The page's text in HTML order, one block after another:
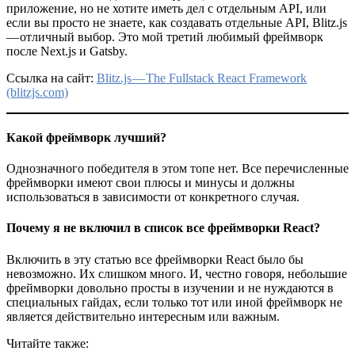
приложение, но не хотите иметь дел с отдельным API, или
если вы просто не знаете, как создавать отдельные API, Blitz.js
— отличный выбор. Это мой третий любимый фреймворк
после Next.js и Gatsby.
Ссылка на сайт: Blitz.js — The Fullstack React Framework
(blitzjs.com)
Какой фреймворк лучший?
Однозначного победителя в этом топе нет. Все перечисленные
фреймворки имеют свои плюсы и минусы и должны
использоваться в зависимости от конкретного случая.
Почему я не включил в список все фреймворки React?
Включить в эту статью все фреймворки React было бы
невозможно. Их слишком много. И, честно говоря, небольшие
фреймворки довольно просты в изучении и не нуждаются в
специальных гайдах, если только тот или иной фреймворк не
является действительно интересным или важным.
Читайте также: